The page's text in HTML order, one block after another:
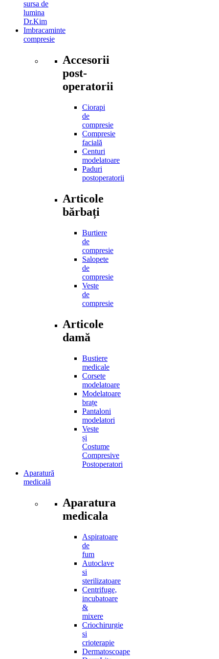
sursa de
lumina
Dr.Kim
Imbracaminte
compresie
Accesorii
post-
operatorii
Ciorapi
de
compresie
Compresie
facială
Centuri
modelatoare
Paduri
postoperatorii
Articole
bărbați
Burtiere
de
compresie
Salopete
de
compresie
Veste
de
compresie
Articole
damă
Bustiere
medicale
Corsete
modelatoare
Modelatoare
brațe
Pantaloni
modelatori
Veste
și
Costume
Compresive
Postoperatori
Aparatură
medicală
Aparatura
medicala
Aspiratoare
de
fum
Autoclave
si
sterilizatoare
Centrifuge,
incubatoare
&
mixere
Criochirurgie
si
crioterapie
Dermatoscoape